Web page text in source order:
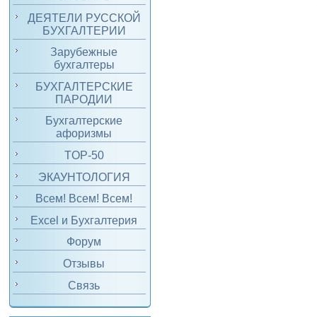
ДЕЯТЕЛИ РУССКОЙ
БУХГАЛТЕРИИ
Зарубежные
бухгалтеры
БУХГАЛТЕРСКИЕ
ПАРОДИИ
Бухгалтерские
афоризмы
TOP-50
ЭКАУНТОЛОГИЯ
Всем! Всем! Всем!
Excel и Бухгалтерия
Форум
Отзывы
Связь